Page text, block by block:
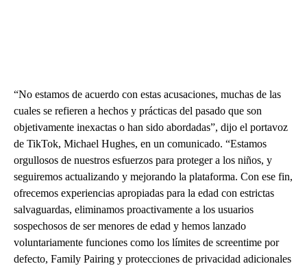
“No estamos de acuerdo con estas acusaciones, muchas de las
cuales se refieren a hechos y prácticas del pasado que son
objetivamente inexactas o han sido abordadas”, dijo el portavoz
de TikTok, Michael Hughes, en un comunicado. “Estamos
orgullosos de nuestros esfuerzos para proteger a los niños, y
seguiremos actualizando y mejorando la plataforma. Con ese fin,
ofrecemos experiencias apropiadas para la edad con estrictas
salvaguardas, eliminamos proactivamente a los usuarios
sospechosos de ser menores de edad y hemos lanzado
voluntariamente funciones como los límites de screentime por
defecto, Family Pairing y protecciones de privacidad adicionales